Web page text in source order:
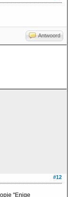
Antwoord
#12
"Enige